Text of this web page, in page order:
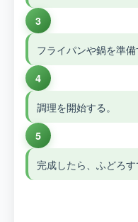
3
フライパンや鍋を準備
4
調理を開始する。
5
完成したら、ふどろ